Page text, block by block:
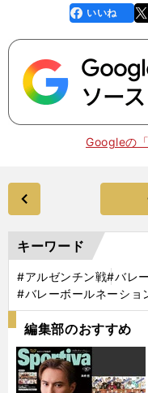
faceboo
k
いいね
Googleの
キーワード
#アルゼンチン戦#バレ
#バレーボールネーショ
編集部のおすすめ